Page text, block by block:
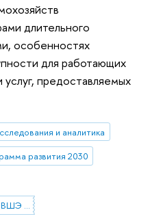
длительного
особенностях
для работающих
услуг, предоставляемых
и аналитика
развития 2030
Исследовательский проект НИУ ВШЭ «Экономическое поведение домашних хозяйств»